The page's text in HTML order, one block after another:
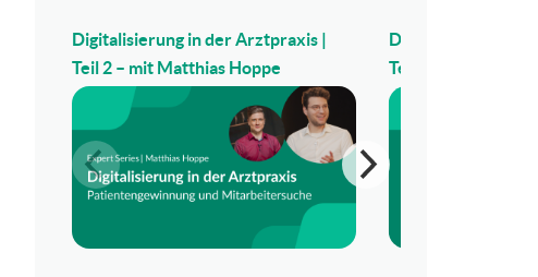
Digitalisierung in der Arztpraxis |
Teil 2 – mit Matthias Hoppe
Digitalisierung in
Teil 1 – mit